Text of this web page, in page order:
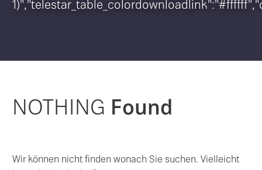
NOTHING Found
Wir können nicht finden wonach Sie suchen. Vielleicht